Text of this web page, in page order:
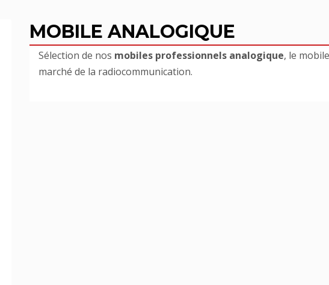
MOBILE ANALOGIQUE
Sélection de nos mobiles professionnels analogique, le
marché de la radiocommunication.